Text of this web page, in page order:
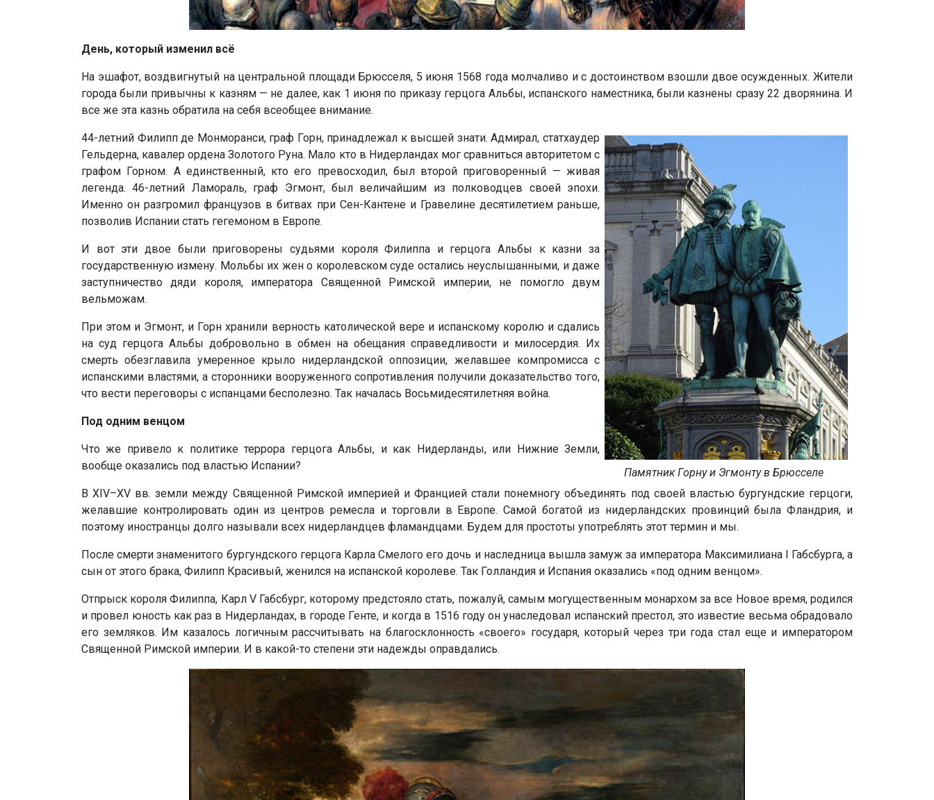
День, который изменил всё
На эшафот, воздвигнутый на центральной площади Брюсселя, 5 июня 1568 года молчаливо и с достоинством взошли двое осужденных. Жители
города были привычны к казням — не далее, как 1 июня по приказу герцога Альбы, испанского наместника, были казнены сразу 22 дворянина. И
все же эта казнь обратила на себя всеобщее внимание.
Памятник Горну и Эгмонту в Брюсселе
44-летний Филипп де Монморанси, граф Горн, принадлежал к высшей знати. Адмирал, статхаудер
Гельдерна, кавалер ордена Золотого Руна. Мало кто в Нидерландах мог сравниться авторитетом с
графом Горном. А единственный, кто его превосходил, был второй приговоренный — живая
легенда. 46-летний Ламораль, граф Эгмонт, был величайшим из полководцев своей эпохи.
Именно он разгромил французов в битвах при Сен-Кантене и Гравелине десятилетием раньше,
позволив Испании стать гегемоном в Европе.
И вот эти двое были приговорены судьями короля Филиппа и герцога Альбы к казни за
государственную измену. Мольбы их жен о королевском суде остались неуслышанными, и даже
заступничество дяди короля, императора Священной Римской империи, не помогло двум
вельможам.
При этом и Эгмонт, и Горн хранили верность католической вере и испанскому королю и сдались
на суд герцога Альбы добровольно в обмен на обещания справедливости и милосердия. Их
смерть обезглавила умеренное крыло нидерландской оппозиции, желавшее компромисса с
испанскими властями, а сторонники вооруженного сопротивления получили доказательство того,
что вести переговоры с испанцами бесполезно. Так началась Восьмидесятилетняя война.
Под одним венцом
Что же привело к политике террора герцога Альбы, и как Нидерланды, или Нижние Земли,
вообще оказались под властью Испании?
В XIV–XV вв. земли между Священной Римской империей и Францией стали понемногу объединять под своей властью бургундские герцоги,
желавшие контролировать один из центров ремесла и торговли в Европе. Самой богатой из нидерландских провинций была Фландрия, и
поэтому иностранцы долго называли всех нидерландцев фламандцами. Будем для простоты употреблять этот термин и мы.
После смерти знаменитого бургундского герцога Карла Смелого его дочь и наследница вышла замуж за императора Максимилиана I Габсбурга, а
сын от этого брака, Филипп Красивый, женился на испанской королеве. Так Голландия и Испания оказались «под одним венцом».
Отпрыск короля Филиппа, Карл V Габсбург, которому предстояло стать, пожалуй, самым могущественным монархом за все Новое время, родился
и провел юность как раз в Нидерландах, в городе Генте, и когда в 1516 году он унаследовал испанский престол, это известие весьма обрадовало
его земляков. Им казалось логичным рассчитывать на благосклонность «своего» государя, который через три года стал еще и императором
Священной Римской империи. И в какой-то степени эти надежды оправдались.